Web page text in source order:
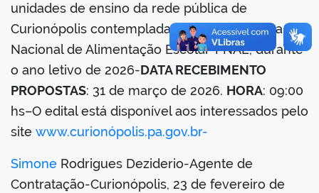
unidades de ensino da rede pública de
Curionópolis contempladas com o Programa
Nacional de Alimentação Escolar-PNAE, durante
o ano letivo de 2026-DATA RECEBIMENTO
PROPOSTAS: 31 de março de 2026. HORA: 09:00
hs–O edital está disponível aos interessados pelo
site www.curionópolis.pa.gov.br-
Simone Rodrigues Deziderio-Agente de
Contratação-Curionópolis, 23 de fevereiro de